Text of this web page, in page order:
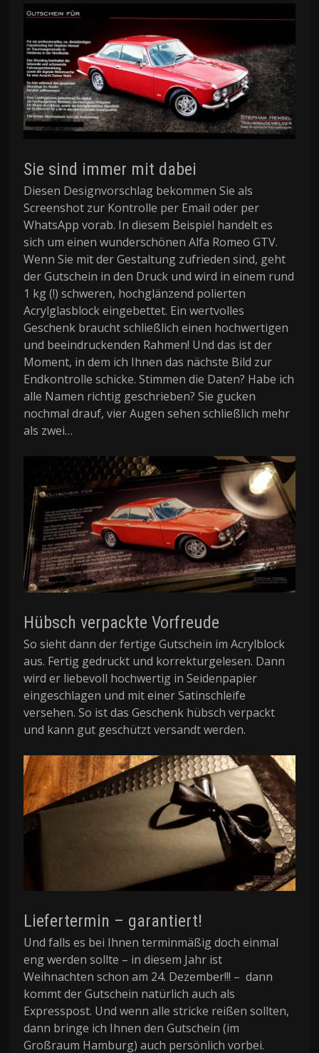
Sie sind immer mit dabei
Diesen Designvorschlag bekommen Sie als
Screenshot zur Kontrolle per Email oder per
WhatsApp vorab. In diesem Beispiel handelt es
sich um einen wunderschönen Alfa Romeo GTV.
Wenn Sie mit der Gestaltung zufrieden sind, geht
der Gutschein in den Druck und wird in einem rund
1 kg (!) schweren, hochglänzend polierten
Acrylglasblock eingebettet. Ein wertvolles
Geschenk braucht schließlich einen hochwertigen
und beeindruckenden Rahmen! Und das ist der
Moment, in dem ich Ihnen das nächste Bild zur
Endkontrolle schicke. Stimmen die Daten? Habe ich
alle Namen richtig geschrieben? Sie gucken
nochmal drauf, vier Augen sehen schließlich mehr
als zwei…
Hübsch verpackte Vorfreude
So sieht dann der fertige Gutschein im Acrylblock
aus. Fertig gedruckt und korrekturgelesen. Dann
wird er liebevoll hochwertig in Seidenpapier
eingeschlagen und mit einer Satinschleife
versehen. So ist das Geschenk hübsch verpackt
und kann gut geschützt versandt werden.
Liefertermin – garantiert!
Und falls es bei Ihnen terminmäßig doch einmal
eng werden sollte – in diesem Jahr ist
Weihnachten schon am 24. Dezember!!! – dann
kommt der Gutschein natürlich auch als
Expresspost. Und wenn alle stricke reißen sollten,
dann bringe ich Ihnen den Gutschein (im
Großraum Hamburg) auch persönlich vorbei.